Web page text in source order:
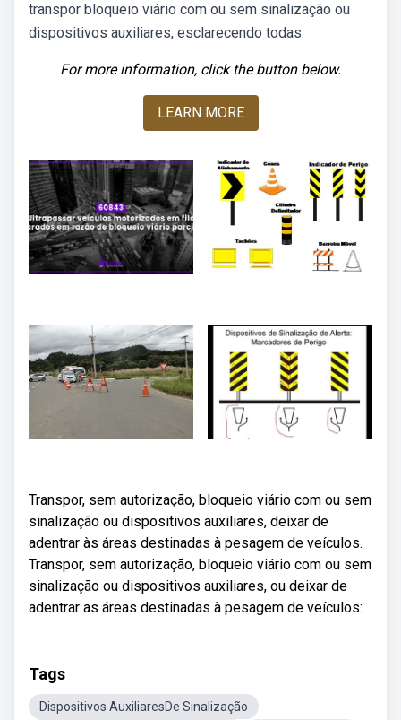
transpor bloqueio viário com ou sem sinalização ou
dispositivos auxiliares, esclarecendo todas.
For more information, click the button below.
LEARN MORE
Transpor, sem autorização, bloqueio viário com ou sem
sinalização ou dispositivos auxiliares, deixar de
adentrar às áreas destinadas à pesagem de veículos.
Transpor, sem autorização, bloqueio viário com ou sem
sinalização ou dispositivos auxiliares, ou deixar de
adentrar as áreas destinadas à pesagem de veículos:
Tags
Dispositivos AuxiliaresDe Sinalização